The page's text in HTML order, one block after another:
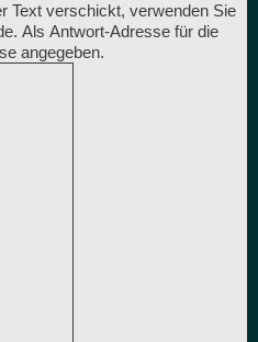
Text verschickt, verwenden Sie
Als Antwort-Adresse für die
angegeben.